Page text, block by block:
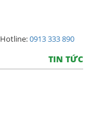
Hotline:0913 333 890
TIN TỨC